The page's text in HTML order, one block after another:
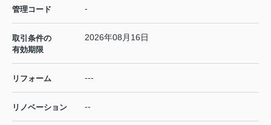
管理コード -
取引条件の
有効期限
2026年08月16日
リフォーム ---
リノベーション --